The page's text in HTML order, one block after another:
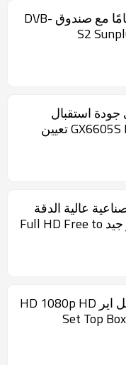
Internet HD يتوافق تمامًا مع صندوق DVB-
S2
استقبال
الأقمار الصناعية GX6605S HD S2 تعيين
عالية الدقة
Sunplus 1506A ، سعر جيد Full HD Free to
ديجيتال HD DVB-S2 كبل اير HD 1080p HD
Set Top